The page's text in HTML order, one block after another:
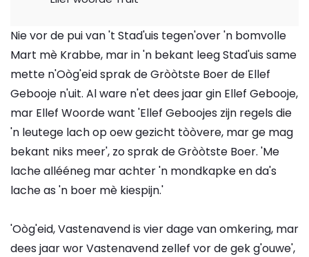
Nie vor de pui van 't Stad'uis tegen'over 'n bomvolle
Mart mè Krabbe, mar in 'n bekant leeg Stad'uis same
mette n'Oòg'eid sprak de Gròòtste Boer de Ellef
Gebooje n'uit. Al ware n'et dees jaar gin Ellef Gebooje,
mar Ellef Woorde want 'Ellef Geboojes zijn regels die
'n leutege lach op oew gezicht tòòvere, mar ge mag
bekant niks meer', zo sprak de Gròòtste Boer. 'Me
lache allééneg mar achter 'n mondkapke en da's
lache as 'n boer mè kiespijn.'
'Oòg'eid, Vastenavend is vier dage van omkering, mar
dees jaar wor Vastenavend zellef vor de gek g'ouwe',